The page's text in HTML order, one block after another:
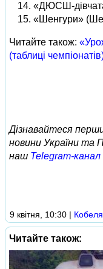
«ДЮСШ-
«Шенгури»
Читайте також:
(таблиці
Дізнавайтеся
новини України та
наш Telegram-канал
9 квітня, 10:30 |
Читайте також: